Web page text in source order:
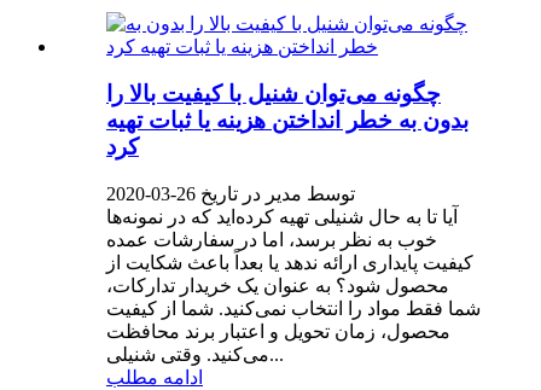
چگونه می‌توان شنیل با کیفیت بالا را
بدون به خطر انداختن هزینه یا ثبات تهیه
کرد
توسط مدیر در تاریخ 26-03-2020
آیا تا به حال شنیلی تهیه کرده‌اید که در نمونه‌ها
خوب به نظر برسد، اما در سفارشات عمده
کیفیت پایداری ارائه ندهد یا بعداً باعث شکایت از
محصول شود؟ به عنوان یک خریدار تدارکات،
شما فقط مواد را انتخاب نمی‌کنید. شما از کیفیت
محصول، زمان تحویل و اعتبار برند محافظت
می‌کنید. وقتی شنیلی...
ادامه مطلب